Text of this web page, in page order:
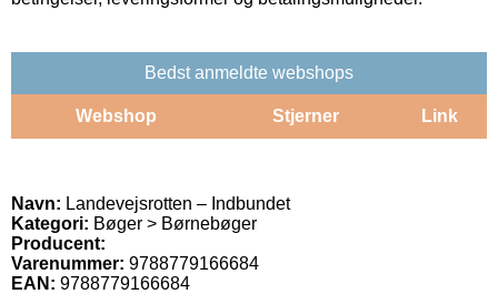
Bedst anmeldte webshops
Webshop Stjerner Link
Navn: Landevejsrotten – Indbundet
Kategori: Bøger > Børnebøger
Producent:
Varenummer: 9788779166684
EAN: 9788779166684